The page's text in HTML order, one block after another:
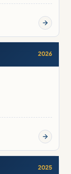
2026
2025